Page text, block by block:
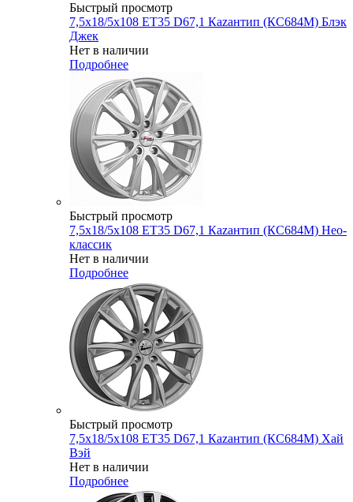
Быстрый просмотр
7,5x18/5x108 ET35 D67,1 Каzантип (КС684М) Блэк
Джек
Нет в наличии
Подробнее
Быстрый просмотр
7,5x18/5x108 ET35 D67,1 Каzантип (КС684М) Нео-
классик
Нет в наличии
Подробнее
Быстрый просмотр
7,5x18/5x108 ET35 D67,1 Каzантип (КС684М) Хай
Вэй
Нет в наличии
Подробнее